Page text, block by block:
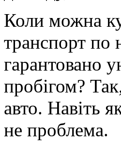
Коли можна
транспорт
гарантовано
пробігом?
авто. Навіть
не проблема.